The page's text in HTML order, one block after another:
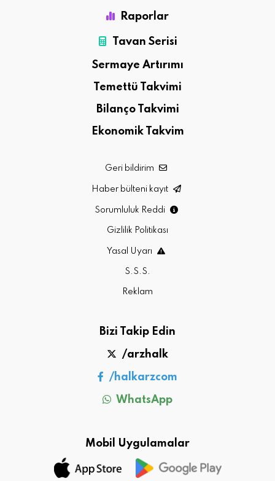
Raporlar
Tavan Serisi
Sermaye Artırımı
Temettü Takvimi
Bilanço Takvimi
Ekonomik Takvim
Geri bildirim
Haber bülteni kayıt
Sorumluluk Reddi
Gizlilik Politikası
Yasal Uyarı
S.S.S.
Reklam
Bizi Takip Edin
/arzhalk
/halkarzcom
WhatsApp
Mobil Uygulamalar